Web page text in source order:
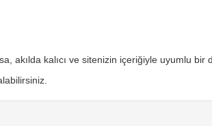
akılda kalıcı ve sitenizin içeriğiyle uyumlu bir